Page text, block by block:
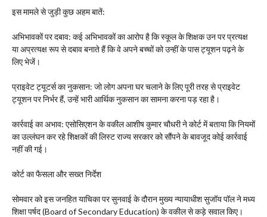
​इस मामले से जुड़ी कुछ अहम बातें:
​अभिभावकों पर दबाव: कई अभिभावकों का आरोप है कि स्कूल के शिक्षक उन पर प्रत्यक्ष
या अप्रत्यक्ष रूप से दबाव बनाते हैं कि वे अपने बच्चों को उन्हीं के पास ट्यूशन पढ़ने के
लिए भेजें।
​प्राइवेट ट्यूटर्स का नुकसान: जो लोग अपना घर चलाने के लिए पूरी तरह से प्राइवेट
ट्यूशन पर निर्भर हैं, उन्हें भारी आर्थिक नुकसान का सामना करना पड़ रहा है।
​कार्रवाई का अभाव: एसोसिएशन के वकील आशीष कुमार चौधरी ने कोर्ट में बताया कि नियमों
का उल्लंघन कर रहे शिक्षकों की लिस्ट राज्य सरकार को सौंपने के बावजूद कोई कार्रवाई
नहीं की गई।
​कोर्ट का फैसला और सख्त निर्देश
सोमवार को इस जनहित याचिका पर सुनवाई के दौरान मुख्य न्यायाधीश सुजॉय पॉल ने मध्य
शिक्षा पर्षद (Board of Secondary Education) के वकील से कड़े सवाल किए।